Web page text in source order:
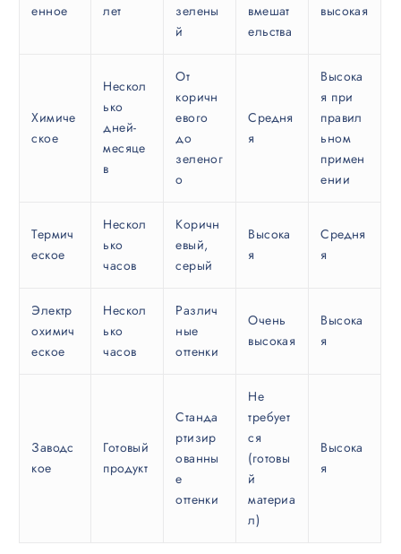
енное
лет
зелены
й
вмешат
ельства
высокая
Химиче
ское
Нескол
ько
дней-
месяце
в
От
коричн
евого
до
зеленог
о
Средня
я
Высока
я при
правил
ьном
примен
ении
Термич
еское
Нескол
ько
часов
Коричн
евый,
серый
Высока
я
Средня
я
Электр
охимич
еское
Нескол
ько
часов
Различ
ные
оттенки
Очень
высокая
Высока
я
Заводс
кое
Готовый
продукт
Станда
ртизир
ованны
е
оттенки
Не
требует
ся
(готовы
й
материа
л)
Высока
я